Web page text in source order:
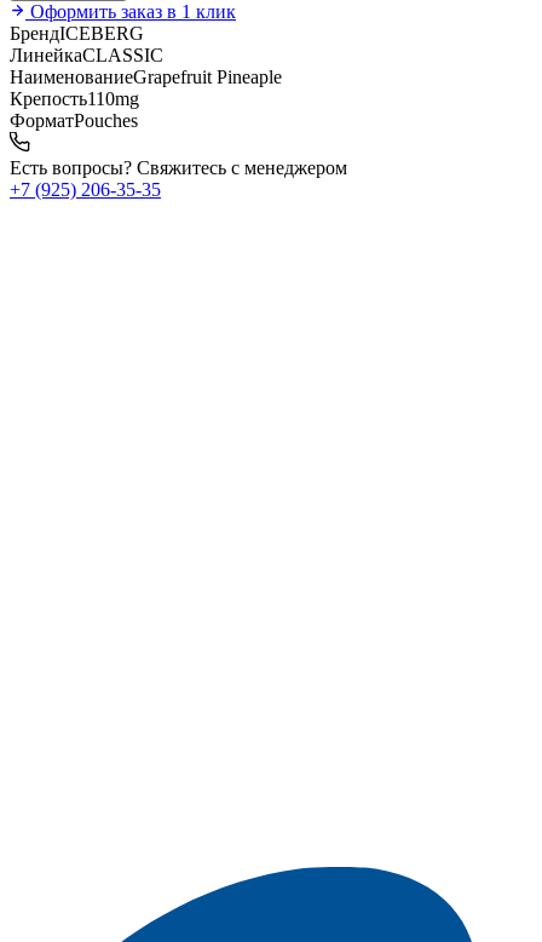
Оформить заказ в 1 клик
БрендICEBERG
ЛинейкаCLASSIC
НаименованиеGrapefruit Pineaple
Крепость110mg
ФорматPouches
Есть вопросы? Свяжитесь с менеджером
+7 (925) 206‑35‑35